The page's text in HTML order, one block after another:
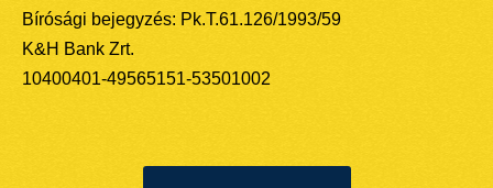
Bírósági bejegyzés: Pk.T.61.126/1993/59
K&H Bank Zrt.
10400401-49565151-53501002